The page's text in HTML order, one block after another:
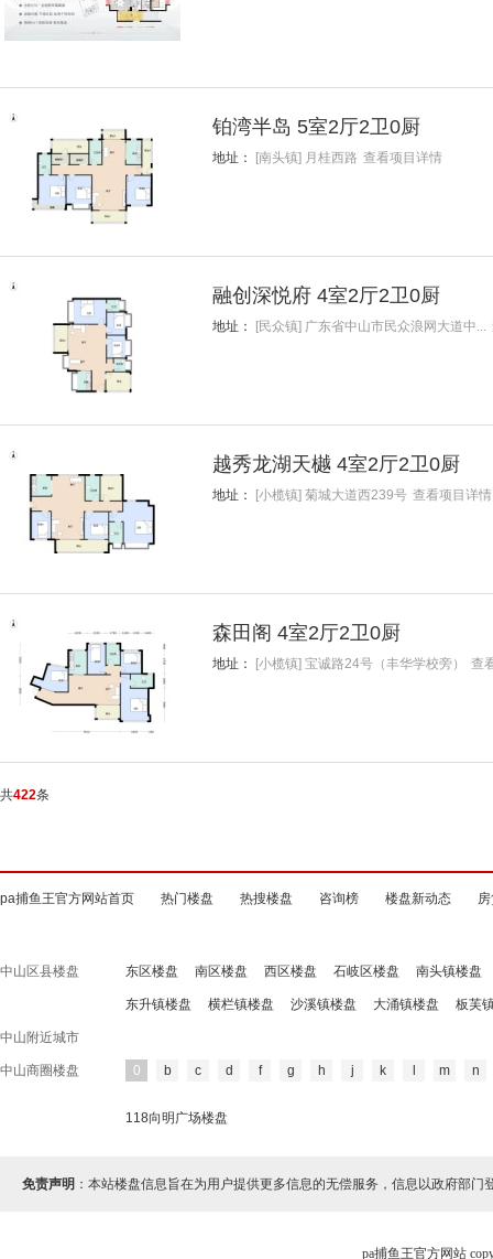
铂湾半岛 5室2厅2卫0厨
地址： [南头镇] 月桂西路 查看项目详情
融创深悦府 4室2厅2卫0厨
地址： [民众镇] 广东省中山市民众浪网大道中...
越秀龙湖天樾 4室2厅2卫0厨
地址： [小榄镇] 菊城大道西239号 查看项目详情
森田阁 4室2厅2卫0厨
地址： [小榄镇] 宝诚路24号（丰华学校旁） 查
共422条
pa捕鱼王官方网站首页 热门楼盘 热搜楼盘 咨询榜 楼盘新动态
中山区县楼盘 东区楼盘 南区楼盘 西区楼盘 石岐区楼盘 南头镇楼盘
东升镇楼盘 横栏镇楼盘 沙溪镇楼盘 大涌镇楼盘 板芙
中山附近城市
中山商圈楼盘 0 b c d f g h j k m n
118向明广场楼盘
免责声明 ：本站楼盘信息旨在为用户提供更多信息的无偿服务，信息以政府部门
pa捕鱼王官方网站